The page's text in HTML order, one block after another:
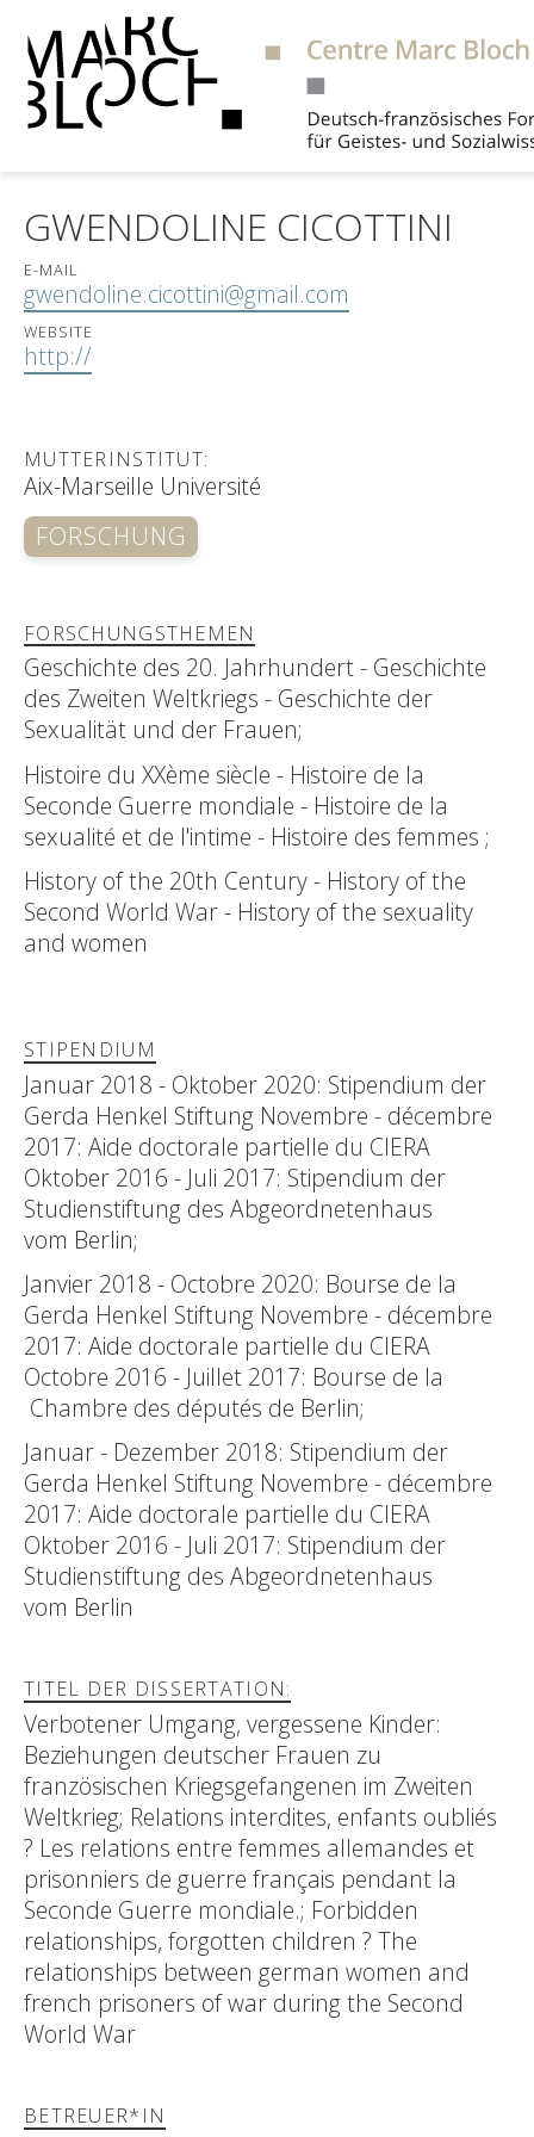
GWENDOLINE CICOTTINI
E-MAIL
gwendoline.cicottini@gmail.com
WEBSITE
http://
MUTTERINSTITUT:
Aix-Marseille Université
FORSCHUNG
FORSCHUNGSTHEMEN
Geschichte des 20. Jahrhundert - Geschichte
des Zweiten Weltkriegs - Geschichte der
Sexualität und der Frauen;
Histoire du XXème siècle - Histoire de la
Seconde Guerre mondiale - Histoire de la
sexualité et de l'intime - Histoire des femmes ;
History of the 20th Century - History of the
Second World War - History of the sexuality
and women
STIPENDIUM
Januar 2018 - Oktober 2020: Stipendium der
Gerda Henkel Stiftung Novembre - décembre
2017: Aide doctorale partielle du CIERA
Oktober 2016 - Juli 2017: Stipendium der
Studienstiftung des Abgeordnetenhaus
vom Berlin;
Janvier 2018 - Octobre 2020: Bourse de la
Gerda Henkel Stiftung Novembre - décembre
2017: Aide doctorale partielle du CIERA
Octobre 2016 - Juillet 2017: Bourse de la
Chambre des députés de Berlin;
Januar - Dezember 2018: Stipendium der
Gerda Henkel Stiftung Novembre - décembre
2017: Aide doctorale partielle du CIERA
Oktober 2016 - Juli 2017: Stipendium der
Studienstiftung des Abgeordnetenhaus
vom Berlin
TITEL DER DISSERTATION:
Verbotener Umgang, vergessene Kinder:
Beziehungen deutscher Frauen zu
französischen Kriegsgefangenen im Zweiten
Weltkrieg; Relations interdites, enfants oubliés
? Les relations entre femmes allemandes et
prisonniers de guerre français pendant la
Seconde Guerre mondiale.; Forbidden
relationships, forgotten children ? The
relationships between german women and
french prisoners of war during the Second
World War
BETREUER*IN